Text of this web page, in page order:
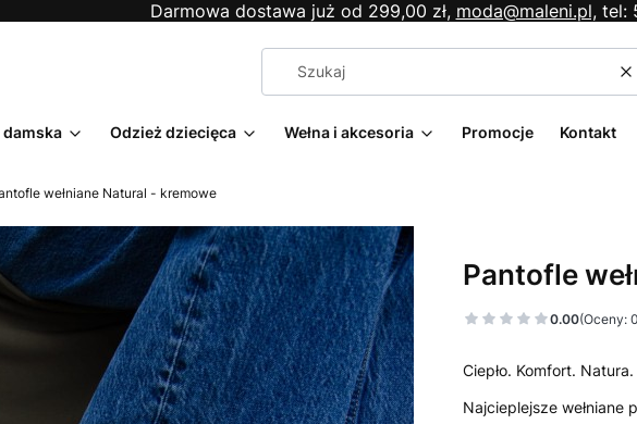
Darmowa dostawa już od 299,00 zł, moda@maleni.pl,tel:
Odzież dziecięca Wełna i akcesoria Promocje Kontakt
wełniane Natural - kremowe
Pantofle
0.00(Oceny:
Ciepło. Komfort. Natura.
Najcieplejsze wełniane